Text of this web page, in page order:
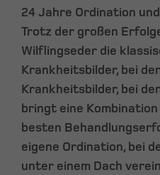
24 Jahre Ordination
Trotz der großen
Wilflingseder die
Krankheitsbilder, bei
Krankheitsbilder, bei
bringt eine
besten
eigene Ordination, bei
unter einem Dach